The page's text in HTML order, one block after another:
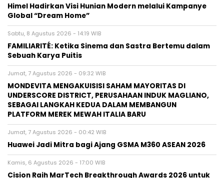
Himel Hadirkan Visi Hunian Modern melalui Kampanye
Global “Dream Home”
Sabtu, 8 Agustus 2026 - 14:19 WIB
FAMILIARITÉ: Ketika Sinema dan Sastra Bertemu dalam
Sebuah Karya Puitis
Jumat, 7 Agustus 2026 - 09:32 WIB
MONDEVITA MENGAKUISISI SAHAM MAYORITAS DI
UNDERSCORE DISTRICT, PERUSAHAAN INDUK MAGLIANO,
SEBAGAI LANGKAH KEDUA DALAM MEMBANGUN
PLATFORM MEREK MEWAH ITALIA BARU
Jumat, 7 Agustus 2026 - 00:42 WIB
Huawei Jadi Mitra bagi Ajang GSMA M360 ASEAN 2026
Kamis, 6 Agustus 2026 - 17:00 WIB
Cision Raih MarTech Breakthrough Awards 2026 untuk